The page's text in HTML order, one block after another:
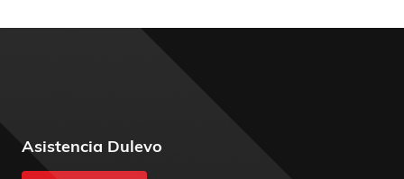
Asistencia Dulevo